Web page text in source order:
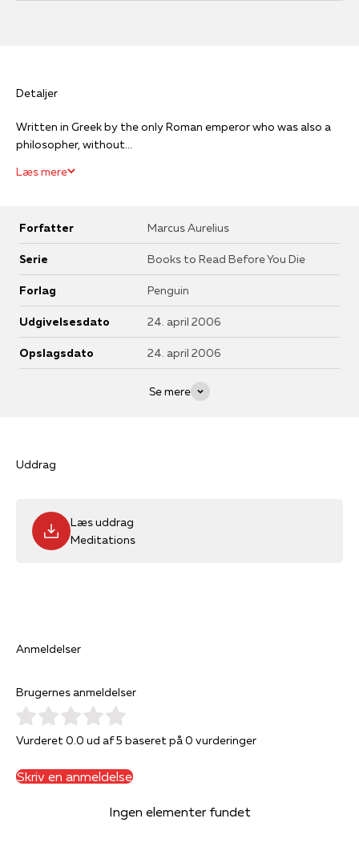
Detaljer
Written in Greek by the only Roman emperor who was also a
philosopher, without...
Læs mere
Forfatter Marcus Aurelius
Serie Books to Read Before You Die
Forlag Penguin
Udgivelsesdato 24. april 2006
Opslagsdato 24. april 2006
Se mere
Uddrag
Læs uddrag
Meditations
Anmeldelser
Brugernes anmeldelser
Vurderet 0.0 ud af 5 baseret på 0 vurderinger
Skriv en anmeldelse
Ingen elementer fundet